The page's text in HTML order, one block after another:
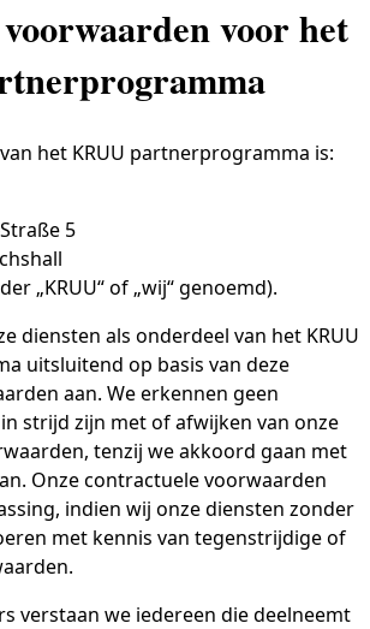
voor het
het KRUU partnerprogramma is:
5
„KRUU“ of „wij“ genoemd).
diensten als onderdeel van het KRUU
uitsluitend op basis van deze
aan. We erkennen geen
strijd zijn met of afwijken van onze
tenzij we akkoord gaan met
Onze contractuele voorwaarden
indien wij onze diensten zonder
met kennis van tegenstrijdige of
verstaan we iedereen die deelneemt